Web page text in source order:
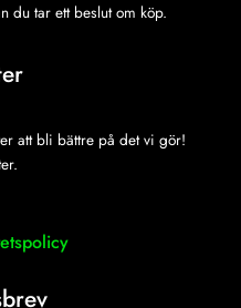
du tar ett beslut om köp.
att bli bättre på det vi gör!